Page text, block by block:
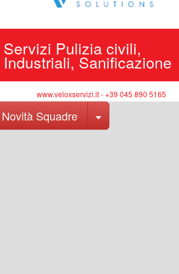
Servizi Pulizia civili,
Industriali, Sanificazione
www.veloxservizi.it - +39 045 890 5165
Novità Squadre Toggle Dropdown